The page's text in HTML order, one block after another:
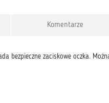
Komentarze
bezpieczne zaciskowe oczka.